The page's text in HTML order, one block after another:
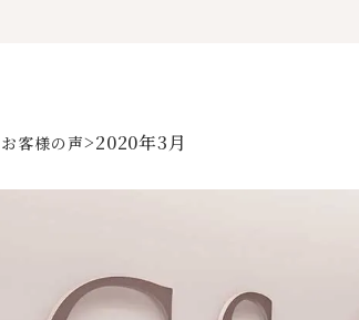
お客様の声>2020年3月